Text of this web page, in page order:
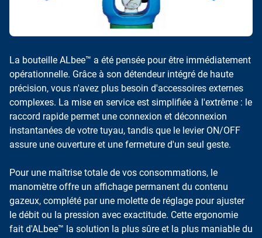
La bouteille ALbee™ a été pensée pour être immédiatement
opérationnelle. Grâce à son détendeur intégré de haute
précision, vous n'avez plus besoin d'accessoires externes
complexes. La mise en service est simplifiée à l'extrême : le
raccord rapide permet une connexion et déconnexion
instantanées de votre tuyau, tandis que le levier ON/OFF
assure une ouverture et une fermeture d'un seul geste.
Pour une maîtrise totale de vos consommations, le
manomètre offre un affichage permanent du contenu
gazeux, complété par une molette de réglage pour ajuster
le débit ou la pression avec exactitude. Cette ergonomie
fait d'ALbee™ la solution la plus sûre et la plus maniable du